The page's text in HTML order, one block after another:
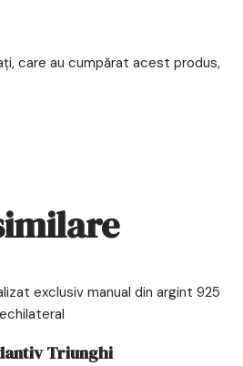
care au cumpărat acest produs,
Triunghi